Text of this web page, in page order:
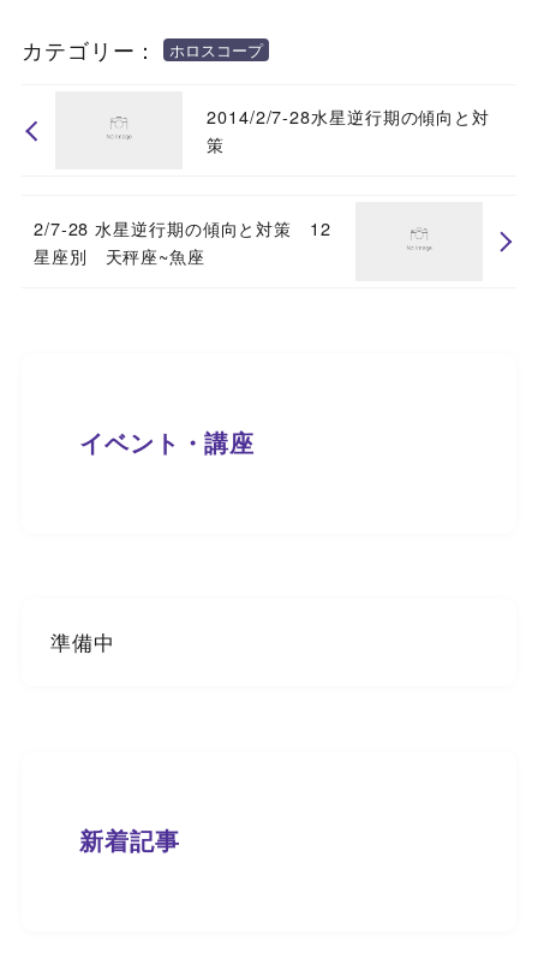
カテゴリー： ホロスコープ
2014/2/7-28水星逆行期の傾向と対
策
2/7-28 水星逆行期の傾向と対策 12
星座別 天秤座~魚座
イベント・講座
準備中
新着記事